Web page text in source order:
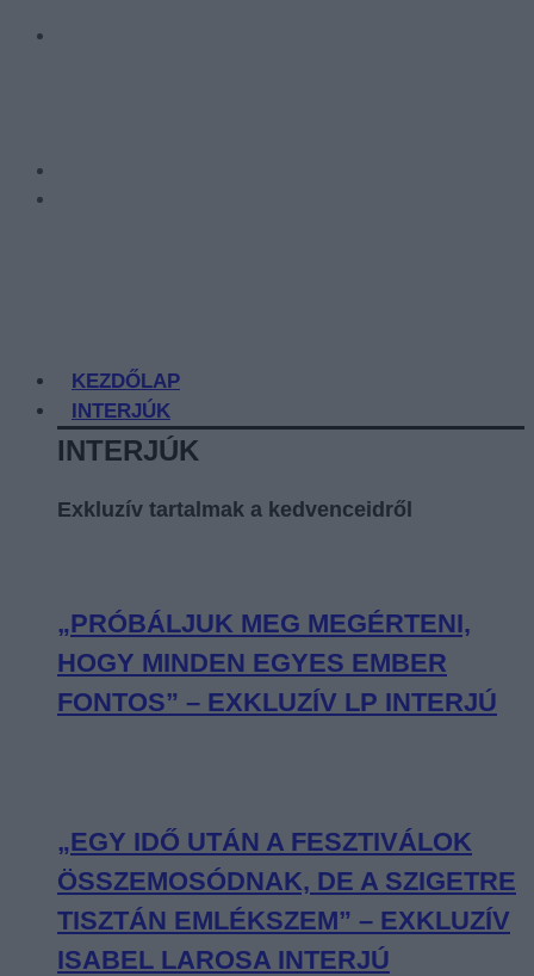
KEZDŐLAP
INTERJÚK
INTERJÚK
Exkluzív tartalmak a kedvenceidről
„PRÓBÁLJUK MEG MEGÉRTENI,
HOGY MINDEN EGYES EMBER
FONTOS” – EXKLUZÍV LP INTERJÚ
„EGY IDŐ UTÁN A FESZTIVÁLOK
ÖSSZEMOSÓDNAK, DE A SZIGETRE
TISZTÁN EMLÉKSZEM” – EXKLUZÍV
ISABEL LAROSA INTERJÚ